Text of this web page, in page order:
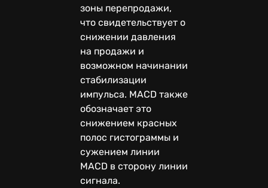
зоны перепродажи,
что свидетельствует о
снижении давления
на продажи и
возможном начинании
стабилизации
импульса. MACD также
обозначает это
снижением красных
полос гистограммы и
сужением линии
MACD в сторону линии
сигнала.